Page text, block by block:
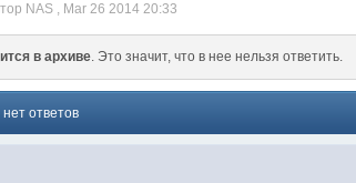
NAS , Mar 26 2014 20:33
в архиве. Это значит, что в нее нельзя ответить.
ответов